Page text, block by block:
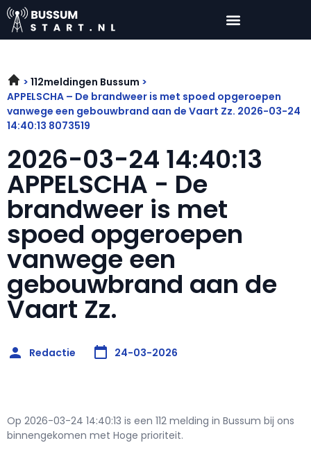
112meldingen Bussum
APPELSCHA – De brandweer is met spoed opgeroepen
vanwege een gebouwbrand aan de Vaart Zz. 2026-03-24
14:40:13 8073519
2026-03-24 14:40:13
APPELSCHA - De
brandweer is met
spoed opgeroepen
vanwege een
gebouwbrand aan de
Vaart Zz.
Redactie 24-03-2026
Op 2026-03-24 14:40:13 is een 112 melding in Bussum bij ons
binnengekomen met Hoge prioriteit.